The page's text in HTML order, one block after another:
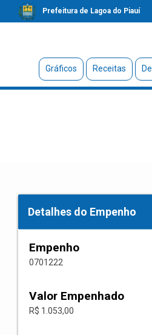
Prefeitura de Lagoa do Piauí
Gráficos Receitas
Detalhes do Empenho
Empenho
0701222
Valor Empenhado
R$ 1.053,00